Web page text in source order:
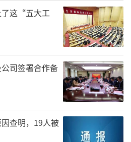
了这“五大工
司签署合作备
查明，19人被